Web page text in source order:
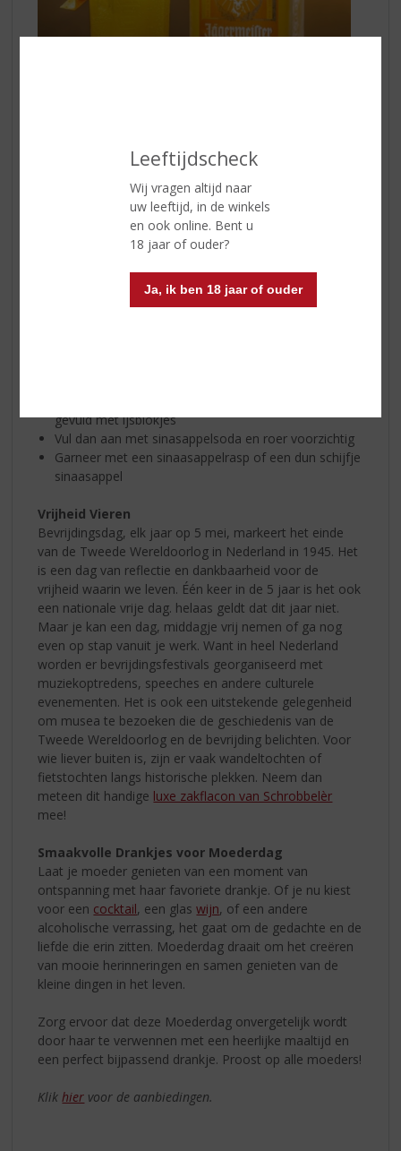
Leeftijdscheck
Wij vragen altijd naar
uw leeftijd, in de winkels
en ook online. Bent u
18 jaar of ouder?
Ja, ik ben 18 jaar of ouder
🧡 Jägermeister Orange ontmoet frisse
sinaasappelsoda! Een drankje dat altijd in de smaak valt.
Dit heb je nodig:
4 cl Jägermeister Orange
160 ml sinaasappelsoda
Longdrinkglas
gevuld met ijsblokjes
Vul dan aan met sinasappelsoda en roer voorzichtig
Garneer met een sinaasappelrasp of een dun schijfje
sinaasappel
Vrijheid Vieren
Bevrijdingsdag, elk jaar op 5 mei, markeert het einde
van de Tweede Wereldoorlog in Nederland in 1945. Het
is een dag van reflectie en dankbaarheid voor de
vrijheid waarin we leven. Één keer in de 5 jaar is het ook
een nationale vrije dag. helaas geldt dat dit jaar niet.
Maar je kan een dag, middagje vrij nemen of ga nog
even op stap vanuit je werk. Want in heel Nederland
worden er bevrijdingsfestivals georganiseerd met
muziekoptredens, speeches en andere culturele
evenementen. Het is ook een uitstekende gelegenheid
om musea te bezoeken die de geschiedenis van de
Tweede Wereldoorlog en de bevrijding belichten. Voor
wie liever buiten is, zijn er vaak wandeltochten of
fietstochten langs historische plekken. Neem dan
meteen dit handige luxe zakflacon van Schrobbelèr
mee!
Smaakvolle Drankjes voor Moederdag
Laat je moeder genieten van een moment van
ontspanning met haar favoriete drankje. Of je nu kiest
voor een cocktail, een glaswijn, of een andere
alcoholische verrassing, het gaat om de gedachte en de
liefde die erin zitten. Moederdag draait om het creëren
van mooie herinneringen en samen genieten van de
kleine dingen in het leven.
Zorg ervoor dat deze Moederdag onvergetelijk wordt
door haar te verwennen met een heerlijke maaltijd en
een perfect bijpassend drankje. Proost op alle moeders!
Klikhier voor de aanbiedingen.